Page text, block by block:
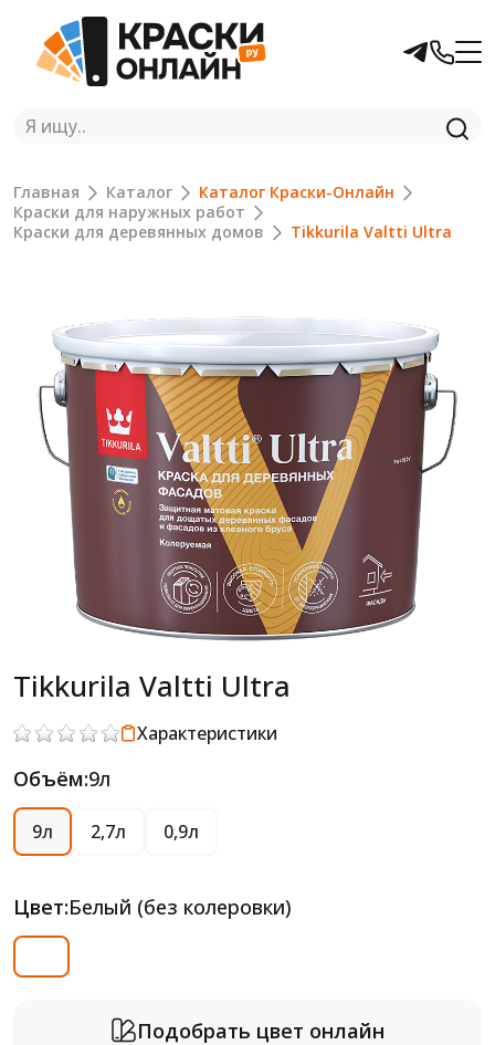
Главная Каталог
Каталог Краски-Онлайн
Краски для наружных работ
Краски для деревянных домов
Tikkurila Valtti Ultra
Tikkurila Valtti Ultra
Характеристики
Объём:9л
9л 2,7л 0,9л
Цвет:Белый (без колеровки)
Подобрать цвет онлайн